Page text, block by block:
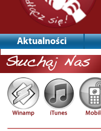
Aktualności
Słuchaj Nas